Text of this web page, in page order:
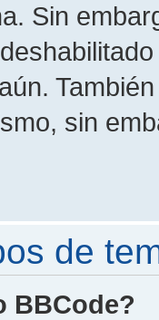
Sin
sin
de
BBCode?